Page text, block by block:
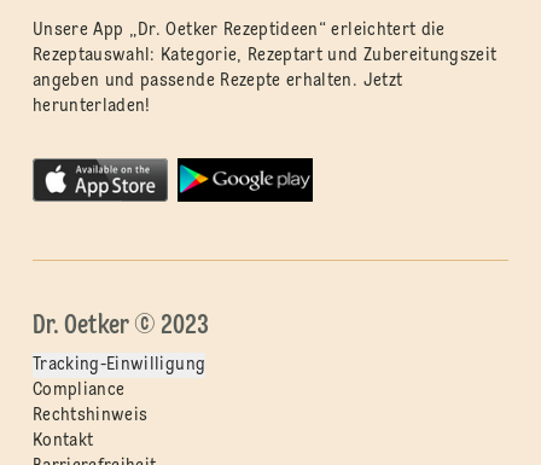
Unsere App „Dr. Oetker Rezeptideen“ erleichtert die
Rezeptauswahl: Kategorie, Rezeptart und Zubereitungszeit
angeben und passende Rezepte erhalten. Jetzt
herunterladen!
Dr. Oetker © 2023
Tracking-Einwilligung
Compliance
Rechtshinweis
Kontakt